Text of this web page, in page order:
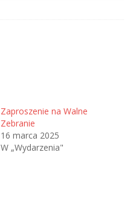
Zaproszenie na Walne
Zebranie
16 marca 2025
W „Wydarzenia"